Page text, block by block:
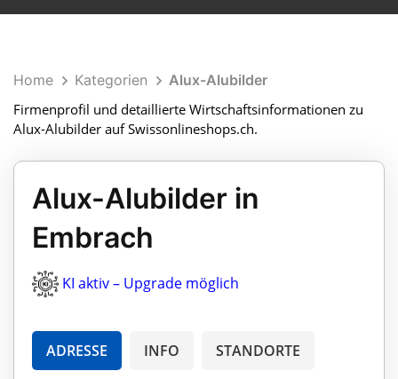
Home Kategorien
Alux-Alubilder
Firmenprofil und detaillierte Wirtschaftsinformationen zu
Alux-Alubilder auf Swissonlineshops.ch.
Alux-Alubilder in
Embrach
KI aktiv – Upgrade möglich
ADRESSE INFO STANDORTE